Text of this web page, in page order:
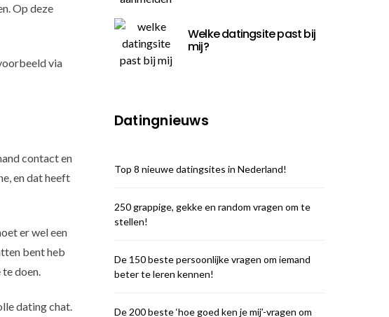
Op deze
via
contact en
en dat heeft
er wel een
bent heb
doen.
dating chat.
Welke datingsite past bij
mij?
Datingnieuws
Top 8 nieuwe datingsites in Nederland!
250 grappige, gekke en random vragen om te
stellen!
De 150 beste persoonlijke vragen om iemand
beter te leren kennen!
De 200 beste ‘hoe goed ken je mij’-vragen om